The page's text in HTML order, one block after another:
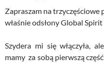
Zapraszam na
właśnie odsłony Global
Szydera mi się włączyła,
mamy za sobą pierwszą